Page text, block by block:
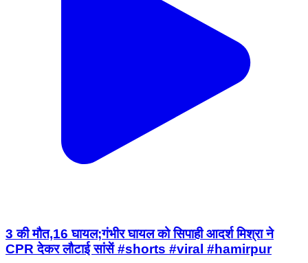
3 की मौत,16 घायल;गंभीर घायल को सिपाही आदर्श मिश्रा ने
CPR देकर लौटाई सांसें #shorts #viral #hamirpur